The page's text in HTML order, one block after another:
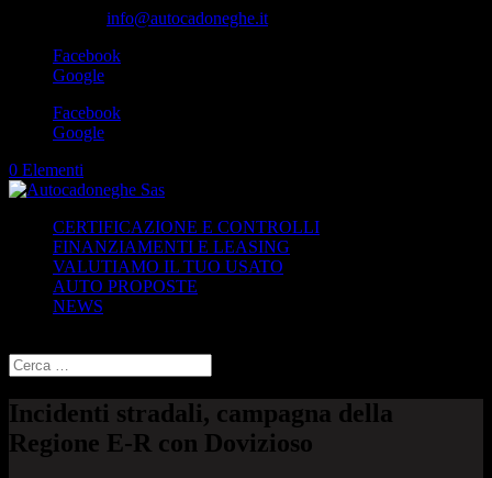
info@autocadoneghe.it
Facebook
Google
Facebook
Google
0 Elementi
CERTIFICAZIONE E CONTROLLI
FINANZIAMENTI E LEASING
VALUTIAMO IL TUO USATO
AUTO PROPOSTE
NEWS
Incidenti stradali, campagna della
Regione E-R con Dovizioso